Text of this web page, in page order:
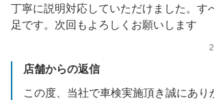
丁寧に説明対応していただけました。す
足です。次回もよろしくお願いします
店舗からの返信